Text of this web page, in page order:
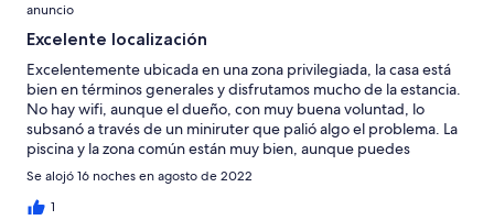
anuncio
Excelente localización
Excelentemente ubicada en una zona privilegiada, la casa está
bien en términos generales y disfrutamos mucho de la estancia.
No hay wifi, aunque el dueño, con muy buena voluntad, lo
subsanó a través de un miniruter que palió algo el problema. La
piscina y la zona común están muy bien, aunque puedes
compartirla en alguna ocasión con alguna familia ruidosa. La casa
es amplia y bien dotada, aunque recomendaría a los dueños un
poquito más de limpieza y que revisaran el funcionamiento de
Se alojó 16 noches en agosto de 2022
1